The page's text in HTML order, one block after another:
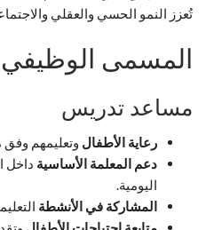
تُعزز النمو الحسي والعقلي
المسمى الوظيفي
مساعد تدريس
رعاية الأطفال وتعليمهم
دعم المعلمة الأساسية داخل
اليومية.
المشاركة في الأنشطة